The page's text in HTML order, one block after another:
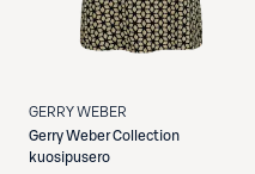
GERRY WEBER
Gerry WeberCollection
kuosipusero